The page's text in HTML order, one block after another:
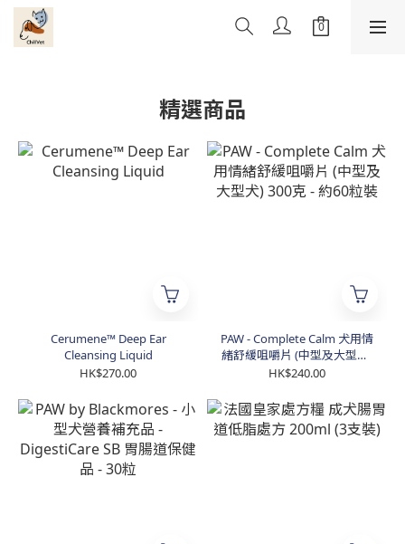
精選商品
Cerumene™ Deep Ear
Cleansing Liquid
HK$270.00
PAW - Complete Calm 犬用情
緒舒緩咀嚼片 (中型及大型犬)
300克 - 約60粒裝
HK$240.00